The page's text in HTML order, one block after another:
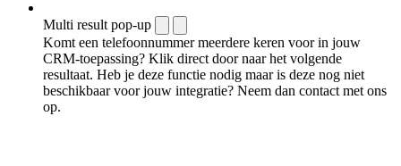
Multi result pop-up
Komt een telefoonnummer meerdere keren voor in jouw
CRM-toepassing? Klik direct door naar het volgende
resultaat. Heb je deze functie nodig maar is deze nog niet
beschikbaar voor jouw integratie? Neem dan contact met ons
op.